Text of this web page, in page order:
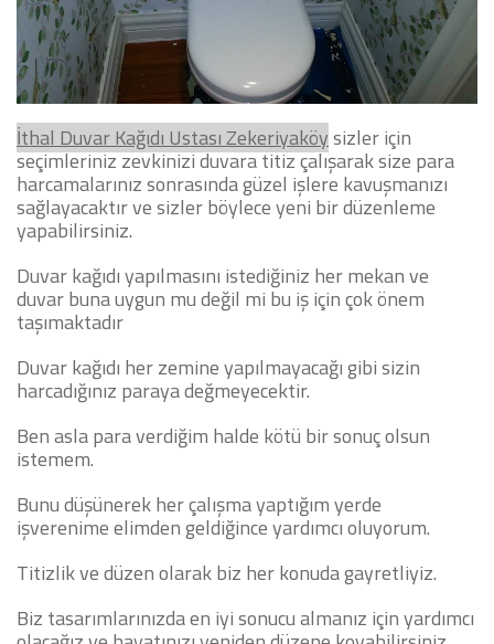
İthal Duvar Kağıdı UstasıZekeriyaköysizler için
seçimleriniz zevkinizi duvara titiz çalışarak size para
harcamalarınız sonrasında güzel işlere kavuşmanızı
sağlayacaktır ve sizler böylece yeni bir düzenleme
yapabilirsiniz.
Duvar kağıdı yapılmasını istediğiniz her mekan ve
duvar buna uygun mu değil mi bu iş için çok önem
taşımaktadır
Duvar kağıdı her zemine yapılmayacağı gibi sizin
harcadığınız paraya değmeyecektir.
Ben asla para verdiğim halde kötü bir sonuç olsun
istemem.
Bunu düşünerek her çalışma yaptığım yerde
işverenime elimden geldiğince yardımcı oluyorum.
Titizlik ve düzen olarak biz her konuda gayretliyiz.
Biz tasarımlarınızda en iyi sonucu almanız için yardımcı